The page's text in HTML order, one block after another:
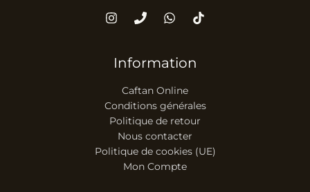
Information
Caftan Online
Conditions générales
Politique de retour
Nous contacter
Politique de cookies (UE)
Mon Compte